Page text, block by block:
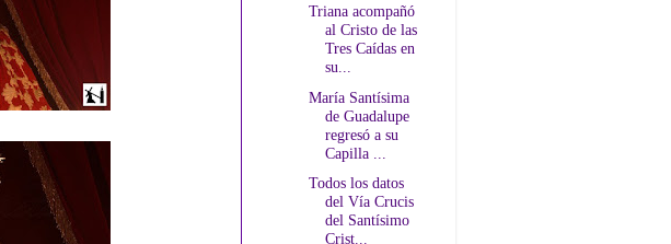
Triana acompañó
al Cristo de las
Tres Caídas en
su...
María Santísima
de Guadalupe
regresó a su
Capilla ...
Todos los datos
del Vía Crucis
del Santísimo
Crist...